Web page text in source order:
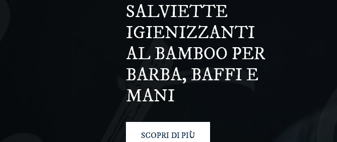
SALVIETTE
IGIENIZZANTI
AL BAMBOO PER
BARBA, BAFFI E
MANI
SCOPRI DI PIÙ